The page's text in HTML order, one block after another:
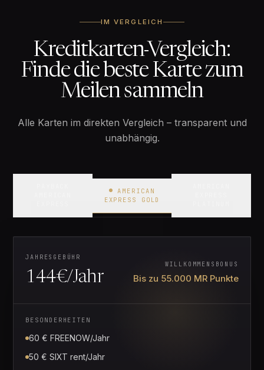
IM VERGLEICH
Kreditkarten-Vergleich:
Finde die beste Karte zum
Meilen sammeln
Alle Karten im direkten Vergleich – transparent und
unabhängig.
AMERICAN
EXPRESS GOLD
EMPFEHLUNG
IDEAL FÜR MEILENSAMMLER
American Express Gold
JAHRESGEBÜHR
144€/Jahr
WILLKOMMENSBONUS
Bis zu 55.000 MR Punkte
BESONDERHEITEN
60 € FREENOW/Jahr
50 € SIXT rent/Jahr